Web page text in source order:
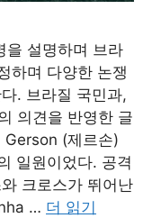
을 설명하며 브라
하며 다양한 논쟁
. 브라질 국민과,
의견을 반영한 글
(제르손)
일원이었다. 공격
크로스가 뛰어난
… 더 읽기